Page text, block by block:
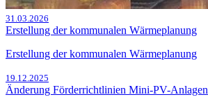
31.03.2026
Erstellung der kommunalen Wärmeplanung
Erstellung der kommunalen Wärmeplanung
19.12.2025
Änderung Förderrichtlinien Mini-PV-Anlagen